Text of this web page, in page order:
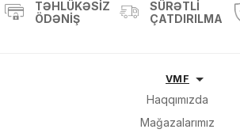
TƏHLÜKƏSIZ
ÖDƏNIŞ
SÜRƏTLI
ÇATDIRILMA
VMF
Haqqımızda
Mağazalarımız